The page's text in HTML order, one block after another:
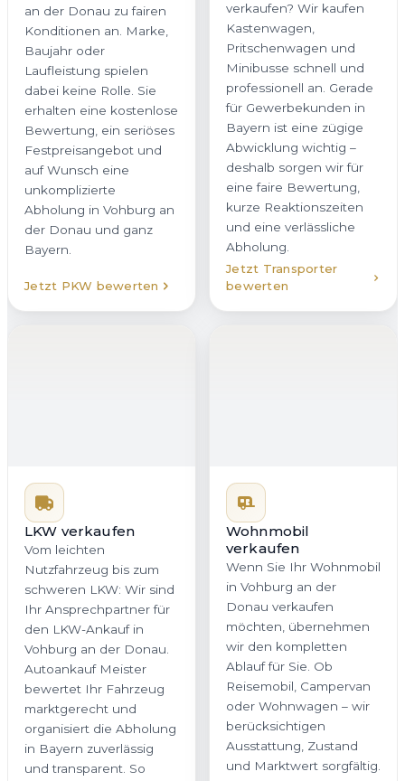
an der Donau zu fairen
Konditionen an. Marke,
Baujahr oder
Laufleistung spielen
dabei keine Rolle. Sie
erhalten eine kostenlose
Bewertung, ein seriöses
Festpreisangebot und
auf Wunsch eine
unkomplizierte
Abholung in Vohburg an
der Donau und ganz
Bayern.
Jetzt PKW bewerten
verkaufen? Wir kaufen
Kastenwagen,
Pritschenwagen und
Minibusse schnell und
professionell an. Gerade
für Gewerbekunden in
Bayern ist eine zügige
Abwicklung wichtig –
deshalb sorgen wir für
eine faire Bewertung,
kurze Reaktionszeiten
und eine verlässliche
Abholung.
Jetzt Transporter
bewerten
LKW verkaufen
Vom leichten
Nutzfahrzeug bis zum
schweren LKW: Wir sind
Ihr Ansprechpartner für
den LKW-Ankauf in
Vohburg an der Donau.
Autoankauf Meister
bewertet Ihr Fahrzeug
marktgerecht und
organisiert die Abholung
in Bayern zuverlässig
und transparent. So
verkaufen Sie Ihren LKW
in Vohburg an der
Donau verkaufen
möchten, übernehmen
wir den kompletten
Ablauf für Sie. Ob
Reisemobil, Campervan
oder Wohnwagen – wir
berücksichtigen
Ausstattung, Zustand
und Marktwert sorgfältig.
Auch in Bayern
profitieren Sie von einer
fairen Bewertung und
einer bequemen
Abholung.